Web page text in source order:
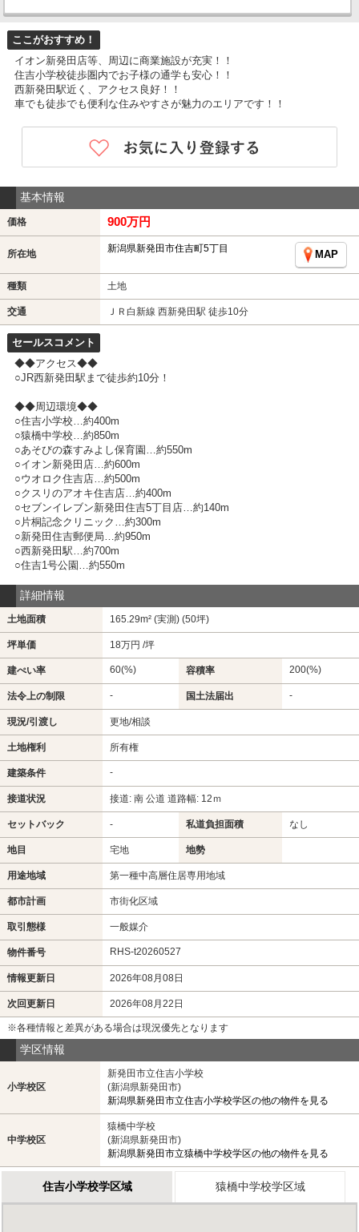
ここがおすすめ！
イオン新発田店等、周辺に商業施設が充実！！
住吉小学校徒歩圏内でお子様の通学も安心！！
西新発田駅近く、アクセス良好！！
車でも徒歩でも便利な住みやすさが魅力のエリアです！！
基本情報
価格 900万円
所在地 新潟県新発田市住吉町5丁目
MAP
種類 土地
交通 ＪＲ白新線 西新発田駅 徒歩10分
セールスコメント
◆◆アクセス◆◆
○JR西新発田駅まで徒歩約10分！
◆◆周辺環境◆◆
○住吉小学校…約400m
○猿橋中学校…約850m
○あそびの森すみよし保育園…約550m
○イオン新発田店…約600m
○ウオロク住吉店…約500m
○クスリのアオキ住吉店…約400m
○セブンイレブン新発田住吉5丁目店…約140m
○片桐記念クリニック…約300m
○新発田住吉郵便局…約950m
○西新発田駅…約700m
○住吉1号公園…約550m
詳細情報
土地面積 165.29m² (実測) (50坪)
坪単価 18万円 /坪
建ぺい率 60(%) 容積率 200(%)
法令上の制限 - 国土法届出 -
現況/引渡し 更地/相談
土地権利 所有権
建築条件 -
接道状況 接道: 南 公道 道路幅: 12ｍ
セットバック - 私道負担面積 なし
地目 宅地 地勢
用途地域 第一種中高層住居専用地域
都市計画 市街化区域
取引態様 一般媒介
物件番号 RHS-t20260527
情報更新日 2026年08月08日
次回更新日 2026年08月22日
※各種情報と差異がある場合は現況優先となります
学区情報
小学校区
新発田市立住吉小学校
(新潟県新発田市)
新潟県新発田市立住吉小学校学区の他の物件を見る
中学校区
猿橋中学校
(新潟県新発田市)
新潟県新発田市立猿橋中学校学区の他の物件を見る
住吉小学校学区域 猿橋中学校学区域